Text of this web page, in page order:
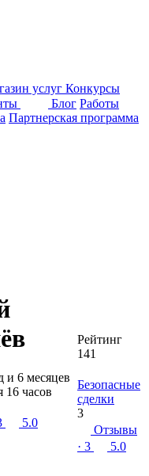
услуг Конкурсы
Блог Работы
Партнерская программа
и 6 месяцев
16 часов
5.0
Рейтинг
141
Безопасные
сделки
3
Отзывы
· 3
5.0